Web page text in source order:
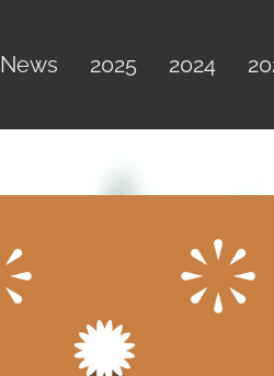
News 2025 2024